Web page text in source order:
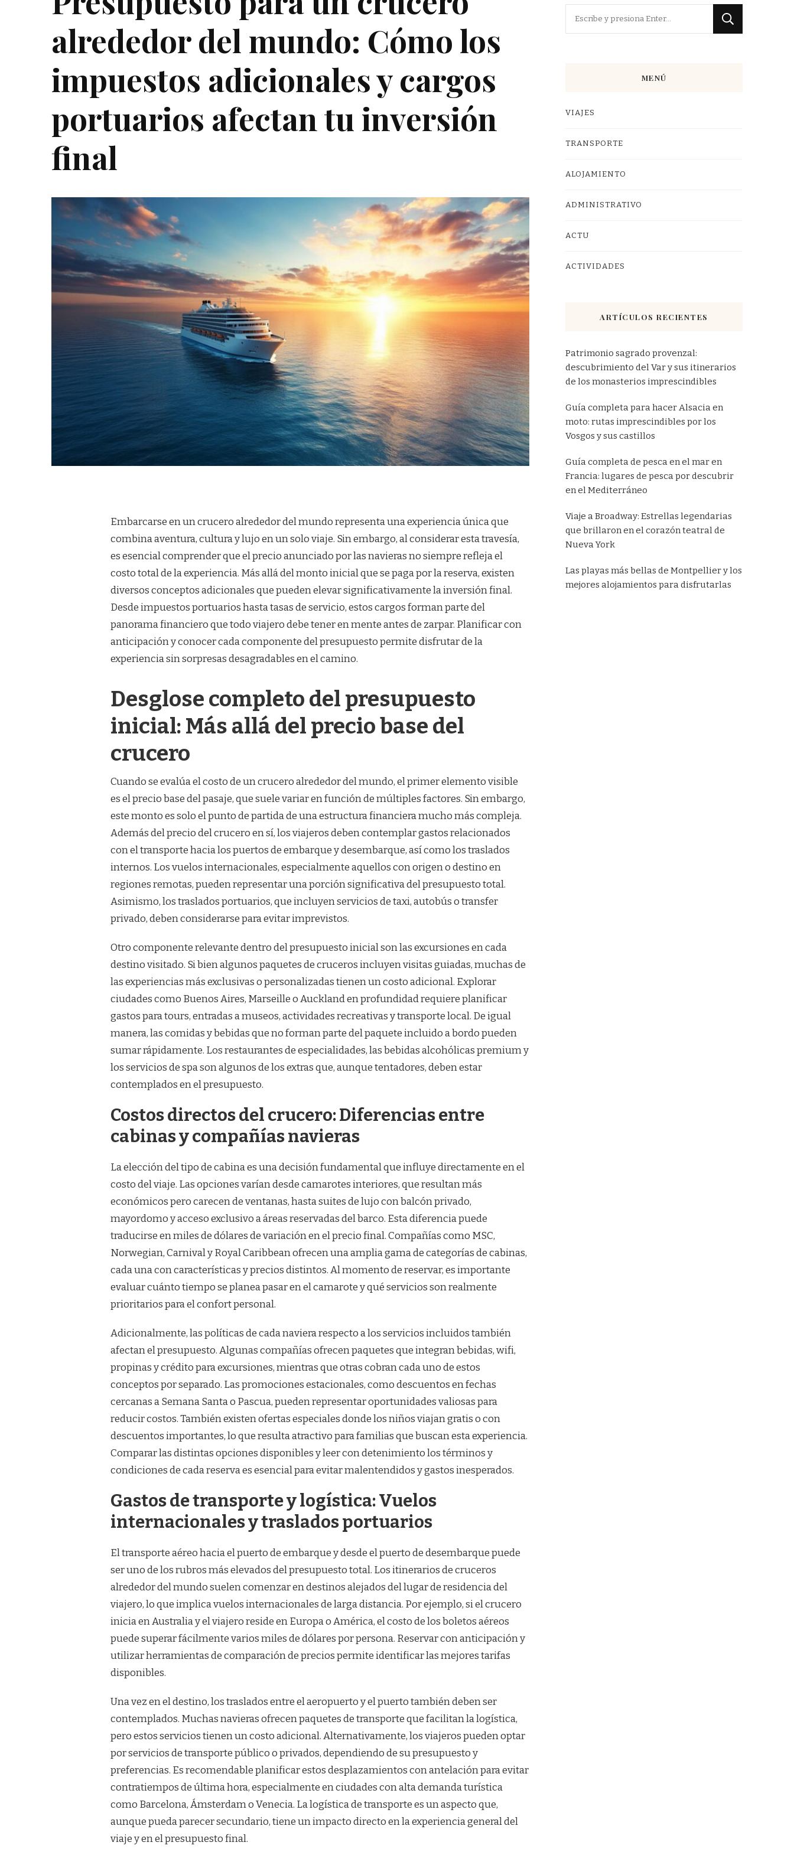
alrededor del mundo: Cómo los
impuestos adicionales y cargos
portuarios afectan tu inversión
final
Embarcarse en un crucero alrededor del mundo representa una experiencia única que
combina aventura, cultura y lujo en un solo viaje. Sin embargo, al considerar esta travesía,
es esencial comprender que el precio anunciado por las navieras no siempre refleja el
costo total de la experiencia. Más allá del monto inicial que se paga por la reserva, existen
diversos conceptos adicionales que pueden elevar significativamente la inversión final.
Desde impuestos portuarios hasta tasas de servicio, estos cargos forman parte del
panorama financiero que todo viajero debe tener en mente antes de zarpar. Planificar con
anticipación y conocer cada componente del presupuesto permite disfrutar de la
experiencia sin sorpresas desagradables en el camino.
Desglose completo del presupuesto
inicial: Más allá del precio base del
crucero
Cuando se evalúa el costo de un crucero alrededor del mundo, el primer elemento visible
es el precio base del pasaje, que suele variar en función de múltiples factores. Sin embargo,
este monto es solo el punto de partida de una estructura financiera mucho más compleja.
Además del precio del crucero en sí, los viajeros deben contemplar gastos relacionados
con el transporte hacia los puertos de embarque y desembarque, así como los traslados
internos. Los vuelos internacionales, especialmente aquellos con origen o destino en
regiones remotas, pueden representar una porción significativa del presupuesto total.
Asimismo, los traslados portuarios, que incluyen servicios de taxi, autobús o transfer
privado, deben considerarse para evitar imprevistos.
Otro componente relevante dentro del presupuesto inicial son las excursiones en cada
destino visitado. Si bien algunos paquetes de cruceros incluyen visitas guiadas, muchas de
las experiencias más exclusivas o personalizadas tienen un costo adicional. Explorar
ciudades como Buenos Aires, Marseille o Auckland en profundidad requiere planificar
gastos para tours, entradas a museos, actividades recreativas y transporte local. De igual
manera, las comidas y bebidas que no forman parte del paquete incluido a bordo pueden
sumar rápidamente. Los restaurantes de especialidades, las bebidas alcohólicas premium y
los servicios de spa son algunos de los extras que, aunque tentadores, deben estar
contemplados en el presupuesto.
Costos directos del crucero: Diferencias entre
cabinas y compañías navieras
La elección del tipo de cabina es una decisión fundamental que influye directamente en el
costo del viaje. Las opciones varían desde camarotes interiores, que resultan más
económicos pero carecen de ventanas, hasta suites de lujo con balcón privado,
mayordomo y acceso exclusivo a áreas reservadas del barco. Esta diferencia puede
traducirse en miles de dólares de variación en el precio final. Compañías como MSC,
Norwegian, Carnival y Royal Caribbean ofrecen una amplia gama de categorías de cabinas,
cada una con características y precios distintos. Al momento de reservar, es importante
evaluar cuánto tiempo se planea pasar en el camarote y qué servicios son realmente
prioritarios para el confort personal.
Adicionalmente, las políticas de cada naviera respecto a los servicios incluidos también
afectan el presupuesto. Algunas compañías ofrecen paquetes que integran bebidas, wifi,
propinas y crédito para excursiones, mientras que otras cobran cada uno de estos
conceptos por separado. Las promociones estacionales, como descuentos en fechas
cercanas a Semana Santa o Pascua, pueden representar oportunidades valiosas para
reducir costos. También existen ofertas especiales donde los niños viajan gratis o con
descuentos importantes, lo que resulta atractivo para familias que buscan esta experiencia.
Comparar las distintas opciones disponibles y leer con detenimiento los términos y
condiciones de cada reserva es esencial para evitar malentendidos y gastos inesperados.
Gastos de transporte y logística: Vuelos
internacionales y traslados portuarios
El transporte aéreo hacia el puerto de embarque y desde el puerto de desembarque puede
ser uno de los rubros más elevados del presupuesto total. Los itinerarios de cruceros
alrededor del mundo suelen comenzar en destinos alejados del lugar de residencia del
viajero, lo que implica vuelos internacionales de larga distancia. Por ejemplo, si el crucero
inicia en Australia y el viajero reside en Europa o América, el costo de los boletos aéreos
puede superar fácilmente varios miles de dólares por persona. Reservar con anticipación y
utilizar herramientas de comparación de precios permite identificar las mejores tarifas
disponibles.
Una vez en el destino, los traslados entre el aeropuerto y el puerto también deben ser
contemplados. Muchas navieras ofrecen paquetes de transporte que facilitan la logística,
pero estos servicios tienen un costo adicional. Alternativamente, los viajeros pueden optar
por servicios de transporte público o privados, dependiendo de su presupuesto y
preferencias. Es recomendable planificar estos desplazamientos con antelación para evitar
contratiempos de última hora, especialmente en ciudades con alta demanda turística
como Barcelona, Ámsterdam o Venecia. La logística de transporte es un aspecto que,
aunque pueda parecer secundario, tiene un impacto directo en la experiencia general del
viaje y en el presupuesto final.
MENÚ
VIAJES
TRANSPORTE
ALOJAMIENTO
ADMINISTRATIVO
ACTU
ACTIVIDADES
ARTÍCULOS RECIENTES
Patrimonio sagrado provenzal:
descubrimiento del Var y sus itinerarios
de los monasterios imprescindibles
Guía completa para hacer Alsacia en
moto: rutas imprescindibles por los
Vosgos y sus castillos
Guía completa de pesca en el mar en
Francia: lugares de pesca por descubrir
en el Mediterráneo
Viaje a Broadway: Estrellas legendarias
que brillaron en el corazón teatral de
Nueva York
Las playas más bellas de Montpellier y los
mejores alojamientos para disfrutarlas